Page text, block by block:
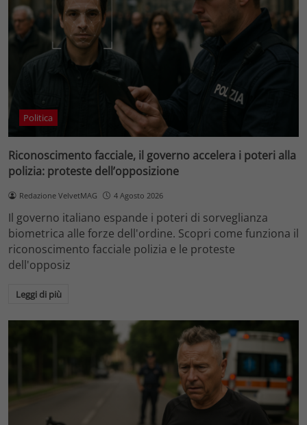
Politica
Riconoscimento facciale, il governo accelera i poteri alla
polizia: proteste dell’opposizione
Redazione VelvetMAG 4 Agosto 2026
Il governo italiano espande i poteri di sorveglianza
biometrica alle forze dell'ordine. Scopri come funziona il
riconoscimento facciale polizia e le proteste
dell'opposiz
Leggi di più